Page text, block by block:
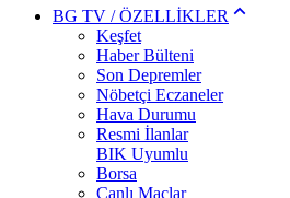
BG TV / ÖZELLİKLER
Keşfet
Haber Bülteni
Son Depremler
Nöbetçi Eczaneler
Hava Durumu
Resmi İlanlar
BIK Uyumlu
Borsa
Canlı Maçlar